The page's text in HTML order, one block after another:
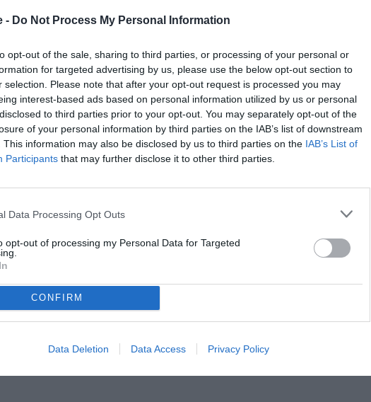
- Do Not Process My Personal Information
opt-out of the sale, sharing to third parties, or processing of your personal or
for targeted advertising by us, please use the below opt-out section to
selection. Please note that after your opt-out request is processed you may
interest-based ads based on personal information utilized by us or personal
to third parties prior to your opt-out. You may separately opt-out of the
of your personal information by third parties on the IAB’s list of downstream
This information may also be disclosed by us to third parties on the IAB’s List of
Participants that may further disclose it to other third parties.
Data Processing Opt Outs
opt-out of processing my Personal Data for Targeted
CONFIRM
Data Deletion Data Access Privacy Policy
chiara: diversi giocatori potrebbero essere
per finanziare la nuova fase progettuale.
Gatti. Il difensore centrale, secondo quanto
nel mirino di due club importanti: Napoli e
giocatore poco meno di 30 milioni di euro, cifra che
trattative estive.
dove segue l’attualità della Juventus con notizie,
dedicati al mondo bianconero. Collabora inoltre con